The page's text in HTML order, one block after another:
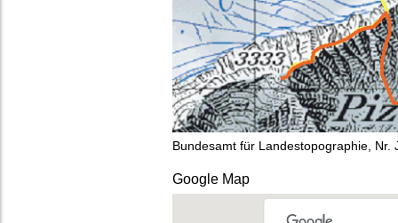
Bundesamt für Landestopographie, Nr.
Google Map